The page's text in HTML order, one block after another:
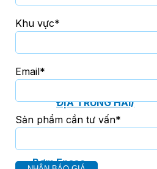
MÁI LÁ NHÂN TẠO
ĐỊA TRUNG HẢI)
Bơm Epsso
Khu vực*
Email*
Sản phẩm cần tư vấn*